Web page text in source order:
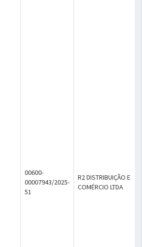
00600-
00007943/2025-
51
R2 DISTRIBUIÇÃO E
COMÉRCIO LTDA